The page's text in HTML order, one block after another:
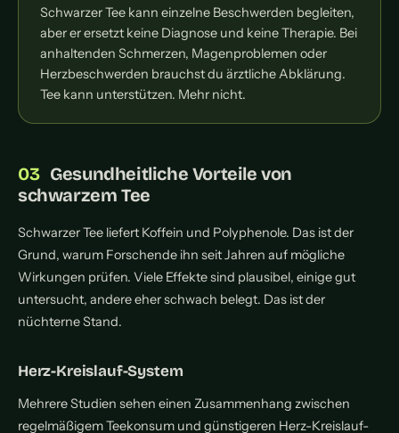
Schwarzer Tee kann einzelne Beschwerden begleiten,
aber er ersetzt keine Diagnose und keine Therapie. Bei
anhaltenden Schmerzen, Magenproblemen oder
Herzbeschwerden brauchst du ärztliche Abklärung.
Tee kann unterstützen. Mehr nicht.
Gesundheitliche Vorteile von
schwarzem Tee
Schwarzer Tee liefert Koffein und Polyphenole. Das ist der
Grund, warum Forschende ihn seit Jahren auf mögliche
Wirkungen prüfen. Viele Effekte sind plausibel, einige gut
untersucht, andere eher schwach belegt. Das ist der
nüchterne Stand.
Herz-Kreislauf-System
Mehrere Studien sehen einen Zusammenhang zwischen
regelmäßigem Teekonsum und günstigeren Herz-Kreislauf-